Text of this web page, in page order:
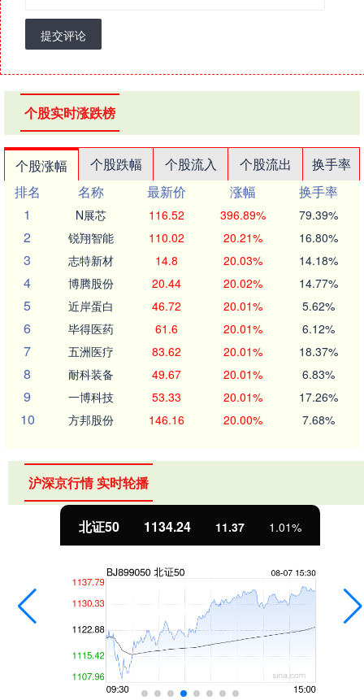
提交评论
个股实时涨跌榜
个股涨幅 个股跌幅 个股流入 个股流出
换手率
排名
名称 最新价 涨幅
换手率
1
N展芯 116.52 396.89% 79.39%
2 锐翔智能 110.02 20.21% 16.80%
3 志特新材 14.8 20.03% 14.18%
4 博腾股份 20.44 20.02% 14.77%
5 近岸蛋白 46.72 20.01% 5.62%
6 毕得医药 61.6 20.01% 6.12%
7 五洲医疗 83.62 20.01% 18.37%
8 耐科装备 49.67 20.01% 6.83%
9 一博科技 53.33 20.01% 17.26%
10 方邦股份 146.16 20.00% 7.68%
沪深京行情 实时轮播
北证50 1134.24 11.37 1.01%